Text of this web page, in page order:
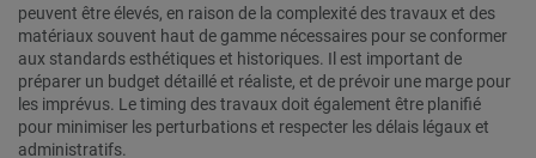
peuvent être élevés, en raison de la complexité des travaux et des
matériaux souvent haut de gamme nécessaires pour se conformer
aux standards esthétiques et historiques. Il est important de
préparer un budget détaillé et réaliste, et de prévoir une marge pour
les imprévus. Le timing des travaux doit également être planifié
pour minimiser les perturbations et respecter les délais légaux et
administratifs.